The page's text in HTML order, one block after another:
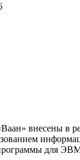
внесены в
для